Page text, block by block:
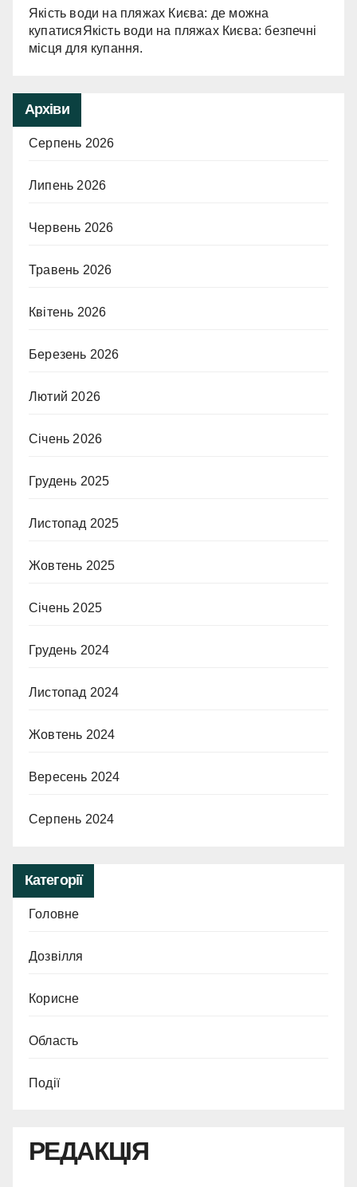
Якість води на пляжах Києва: де можна
купатисяЯкість води на пляжах Києва: безпечні
місця для купання.
Архіви
Серпень 2026
Липень 2026
Червень 2026
Травень 2026
Квітень 2026
Березень 2026
Лютий 2026
Січень 2026
Грудень 2025
Листопад 2025
Жовтень 2025
Січень 2025
Грудень 2024
Листопад 2024
Жовтень 2024
Вересень 2024
Серпень 2024
Категорії
Головне
Дозвілля
Корисне
Область
Події
РЕДАКЦІЯ